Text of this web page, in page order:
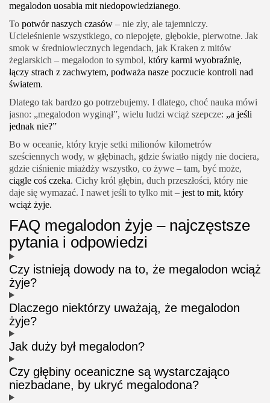
megalodon uosabia mit niedopowiedzianego.
To potwór naszych czasów – nie zły, ale tajemniczy.
Ucieleśnienie wszystkiego, co niepojęte, głębokie, pierwotne. Jak
smok w średniowiecznych legendach, jak Kraken z mitów
żeglarskich – megalodon to symbol, który karmi wyobraźnię,
łączy strach z zachwytem, podważa nasze poczucie kontroli nad
światem.
Dlatego tak bardzo go potrzebujemy. I dlatego, choć nauka mówi
jasno: „megalodon wyginął”, wielu ludzi wciąż szepcze: „a jeśli
jednak nie?”
Bo w oceanie, który kryje setki milionów kilometrów
sześciennych wody, w głębinach, gdzie światło nigdy nie dociera,
gdzie ciśnienie miażdży wszystko, co żywe – tam, być może,
ciągle coś czeka. Cichy król głębin, duch przeszłości, który nie
daje się wymazać. I nawet jeśli to tylko mit – jest to mit, który
wciąż żyje.
FAQ megalodon żyje – najczęstsze
pytania i odpowiedzi
Czy istnieją dowody na to, że megalodon wciąż
żyje?
Dlaczego niektórzy uważają, że megalodon
żyje?
Jak duży był megalodon?
Czy głębiny oceaniczne są wystarczająco
niezbadane, by ukryć megalodona?